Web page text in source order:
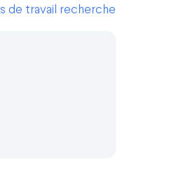
de travail recherche